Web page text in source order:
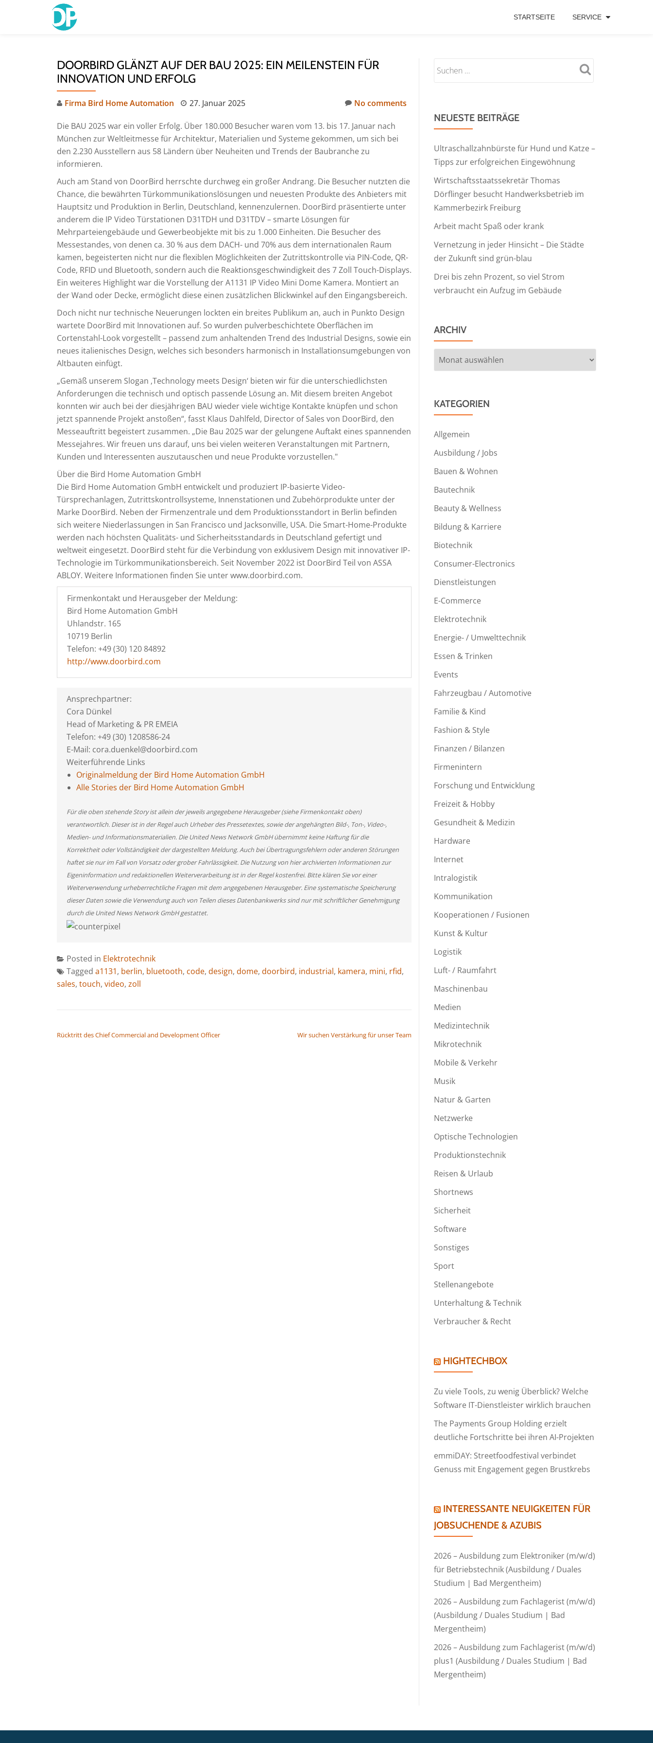
STARTSEITE SERVICE
DOORBIRD GLÄNZT AUF DER BAU 2025: EIN MEILENSTEIN FÜR
INNOVATION UND ERFOLG
Firma Bird Home Automation 27. Januar 2025 No comments
Die BAU 2025 war ein voller Erfolg. Über 180.000 Besucher waren vom 13. bis 17. Januar nach
München zur Weltleitmesse für Architektur, Materialien und Systeme gekommen, um sich bei
den 2.230 Ausstellern aus 58 Ländern über Neuheiten und Trends der Baubranche zu
informieren.
Auch am Stand von DoorBird herrschte durchweg ein großer Andrang. Die Besucher nutzten die
Chance, die bewährten Türkommunikationslösungen und neuesten Produkte des Anbieters mit
Hauptsitz und Produktion in Berlin, Deutschland, kennenzulernen. DoorBird präsentierte unter
anderem die IP Video Türstationen D31TDH und D31TDV – smarte Lösungen für
Mehrparteiengebäude und Gewerbeobjekte mit bis zu 1.000 Einheiten. Die Besucher des
Messestandes, von denen ca. 30 % aus dem DACH- und 70% aus dem internationalen Raum
kamen, begeisterten nicht nur die flexiblen Möglichkeiten der Zutrittskontrolle via PIN-Code, QR-
Code, RFID und Bluetooth, sondern auch die Reaktionsgeschwindigkeit des 7 Zoll Touch-Displays.
Ein weiteres Highlight war die Vorstellung der A1131 IP Video Mini Dome Kamera. Montiert an
der Wand oder Decke, ermöglicht diese einen zusätzlichen Blickwinkel auf den Eingangsbereich.
Doch nicht nur technische Neuerungen lockten ein breites Publikum an, auch in Punkto Design
wartete DoorBird mit Innovationen auf. So wurden pulverbeschichtete Oberflächen im
Cortenstahl-Look vorgestellt – passend zum anhaltenden Trend des Industrial Designs, sowie ein
neues italienisches Design, welches sich besonders harmonisch in Installationsumgebungen von
Altbauten einfügt.
„Gemäß unserem Slogan ‚Technology meets Design‘ bieten wir für die unterschiedlichsten
Anforderungen die technisch und optisch passende Lösung an. Mit diesem breiten Angebot
konnten wir auch bei der diesjährigen BAU wieder viele wichtige Kontakte knüpfen und schon
jetzt spannende Projekt anstoßen“, fasst Klaus Dahlfeld, Director of Sales von DoorBird, den
Messeauftritt begeistert zusammen. „Die Bau 2025 war der gelungene Auftakt eines spannenden
Messejahres. Wir freuen uns darauf, uns bei vielen weiteren Veranstaltungen mit Partnern,
Kunden und Interessenten auszutauschen und neue Produkte vorzustellen."
Über die Bird Home Automation GmbH
Die Bird Home Automation GmbH entwickelt und produziert IP-basierte Video-
Türsprechanlagen, Zutrittskontrollsysteme, Innenstationen und Zubehörprodukte unter der
Marke DoorBird. Neben der Firmenzentrale und dem Produktionsstandort in Berlin befinden
sich weitere Niederlassungen in San Francisco und Jacksonville, USA. Die Smart-Home-Produkte
werden nach höchsten Qualitäts- und Sicherheitsstandards in Deutschland gefertigt und
weltweit eingesetzt. DoorBird steht für die Verbindung von exklusivem Design mit innovativer IP-
Technologie im Türkommunikationsbereich. Seit November 2022 ist DoorBird Teil von ASSA
ABLOY. Weitere Informationen finden Sie unter www.doorbird.com.
Firmenkontakt und Herausgeber der Meldung:
Bird Home Automation GmbH
Uhlandstr. 165
10719 Berlin
Telefon: +49 (30) 120 84892
http://www.doorbird.com
Ansprechpartner:
Cora Dünkel
Head of Marketing & PR EMEIA
Telefon: +49 (30) 1208586-24
E-Mail: cora.duenkel@doorbird.com
Weiterführende Links
Originalmeldung der Bird Home Automation GmbH
Alle Stories der Bird Home Automation GmbH
Für die oben stehende Story ist allein der jeweils angegebene Herausgeber (siehe Firmenkontakt oben)
verantwortlich. Dieser ist in der Regel auch Urheber des Pressetextes, sowie der angehängten Bild-, Ton-, Video-,
Medien- und Informationsmaterialien. Die United News Network GmbH übernimmt keine Haftung für die
Korrektheit oder Vollständigkeit der dargestellten Meldung. Auch bei Übertragungsfehlern oder anderen Störungen
haftet sie nur im Fall von Vorsatz oder grober Fahrlässigkeit. Die Nutzung von hier archivierten Informationen zur
Eigeninformation und redaktionellen Weiterverarbeitung ist in der Regel kostenfrei. Bitte klären Sie vor einer
Weiterverwendung urheberrechtliche Fragen mit dem angegebenen Herausgeber. Eine systematische Speicherung
dieser Daten sowie die Verwendung auch von Teilen dieses Datenbankwerks sind nur mit schriftlicher Genehmigung
durch die United News Network GmbH gestattet.
Posted in Elektrotechnik
Tagged a1131, berlin, bluetooth, code, design, dome, doorbird, industrial, kamera, mini, rfid,
sales, touch, video, zoll
Rücktritt des Chief Commercial and Development Officer Wir suchen Verstärkung für unser Team
NEUESTE BEITRÄGE
Ultraschallzahnbürste für Hund und Katze –
Tipps zur erfolgreichen Eingewöhnung
Wirtschaftsstaatssekretär Thomas
Dörflinger besucht Handwerksbetrieb im
Kammerbezirk Freiburg
Arbeit macht Spaß oder krank
Vernetzung in jeder Hinsicht – Die Städte
der Zukunft sind grün-blau
Drei bis zehn Prozent, so viel Strom
verbraucht ein Aufzug im Gebäude
ARCHIV
Archiv
KATEGORIEN
Allgemein
Ausbildung / Jobs
Bauen & Wohnen
Bautechnik
Beauty & Wellness
Bildung & Karriere
Biotechnik
Consumer-Electronics
Dienstleistungen
E-Commerce
Elektrotechnik
Energie- / Umwelttechnik
Essen & Trinken
Events
Fahrzeugbau / Automotive
Familie & Kind
Fashion & Style
Finanzen / Bilanzen
Firmenintern
Forschung und Entwicklung
Freizeit & Hobby
Gesundheit & Medizin
Hardware
Internet
Intralogistik
Kommunikation
Kooperationen / Fusionen
Kunst & Kultur
Logistik
Luft- / Raumfahrt
Maschinenbau
Medien
Medizintechnik
Mikrotechnik
Mobile & Verkehr
Musik
Natur & Garten
Netzwerke
Optische Technologien
Produktionstechnik
Reisen & Urlaub
Shortnews
Sicherheit
Software
Sonstiges
Sport
Stellenangebote
Unterhaltung & Technik
Verbraucher & Recht
HIGHTECHBOX
Zu viele Tools, zu wenig Überblick? Welche
Software IT-Dienstleister wirklich brauchen
The Payments Group Holding erzielt
deutliche Fortschritte bei ihren AI-Projekten
emmiDAY: Streetfoodfestival verbindet
Genuss mit Engagement gegen Brustkrebs
INTERESSANTE NEUIGKEITEN FÜR
JOBSUCHENDE & AZUBIS
2026 – Ausbildung zum Elektroniker (m/w/d)
für Betriebstechnik (Ausbildung / Duales
Studium | Bad Mergentheim)
2026 – Ausbildung zum Fachlagerist (m/w/d)
(Ausbildung / Duales Studium | Bad
Mergentheim)
2026 – Ausbildung zum Fachlagerist (m/w/d)
plus1 (Ausbildung / Duales Studium | Bad
Mergentheim)